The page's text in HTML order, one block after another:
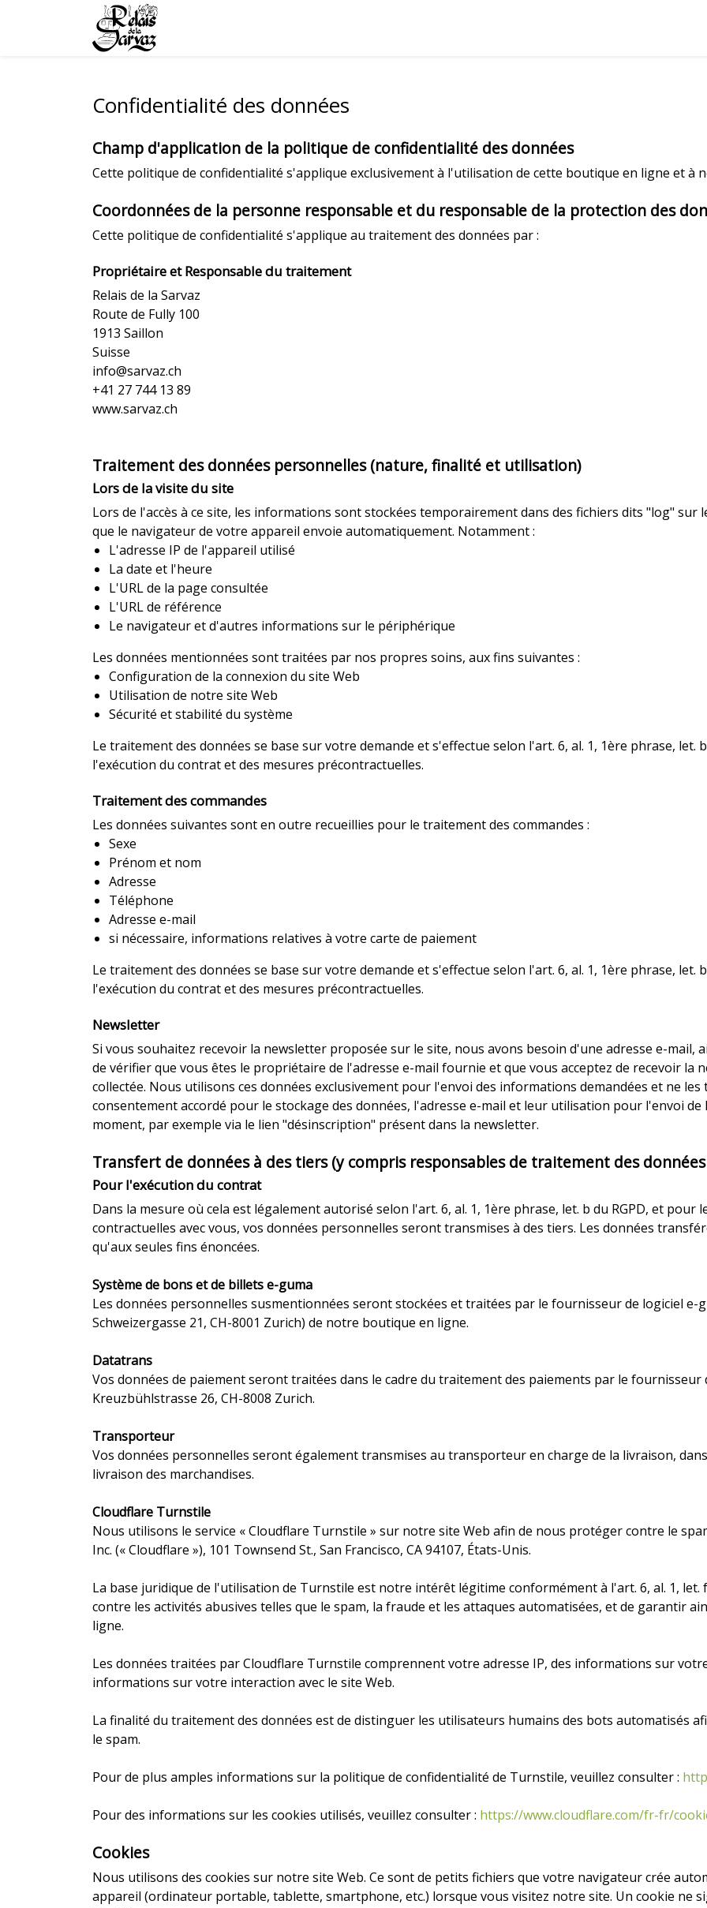
Confidentialité des données
Champ d'application de la politique de confidentialité des données
Cette politique de confidentialité s'applique exclusivement à l'utilisation de cette boutique en ligne et à
Coordonnées de la personne responsable et du responsable de la protection des
Cette politique de confidentialité s'applique au traitement des données par :
Propriétaire et Responsable du traitement
Relais de la Sarvaz
Route de Fully 100
1913 Saillon
Suisse
info@sarvaz.ch
+41 27 744 13 89
www.sarvaz.ch
Traitement des données personnelles (nature, finalité et utilisation)
Lors de la visite du site
Lors de l'accès à ce site, les informations sont stockées temporairement dans des fichiers dits "log"
que le navigateur de votre appareil envoie automatiquement. Notamment :
L'adresse IP de l'appareil utilisé
La date et l'heure
L'URL de la page consultée
L'URL de référence
Le navigateur et d'autres informations sur le périphérique
Les données mentionnées sont traitées par nos propres soins, aux fins suivantes :
Configuration de la connexion du site Web
Utilisation de notre site Web
Sécurité et stabilité du système
Le traitement des données se base sur votre demande et s'effectue selon l'art. 6, al. 1, 1ère phrase, let.
l'exécution du contrat et des mesures précontractuelles.
Traitement des commandes
Les données suivantes sont en outre recueillies pour le traitement des commandes :
Sexe
Prénom et nom
Adresse
Téléphone
Adresse e-mail
si nécessaire, informations relatives à votre carte de paiement
Le traitement des données se base sur votre demande et s'effectue selon l'art. 6, al. 1, 1ère phrase, let.
l'exécution du contrat et des mesures précontractuelles.
Newsletter
Si vous souhaitez recevoir la newsletter proposée sur le site, nous avons besoin d'une adresse e-
de vérifier que vous êtes le propriétaire de l'adresse e-mail fournie et que vous acceptez de recevoir la
collectée. Nous utilisons ces données exclusivement pour l'envoi des informations demandées et ne
consentement accordé pour le stockage des données, l'adresse e-mail et leur utilisation pour l'envoi
moment, par exemple via le lien "désinscription" présent dans la newsletter.
Transfert de données à des tiers (y compris responsables de traitement des
Pour l'exécution du contrat
Dans la mesure où cela est légalement autorisé selon l'art. 6, al. 1, 1ère phrase, let. b du RGPD, et
contractuelles avec vous, vos données personnelles seront transmises à des tiers. Les données
qu'aux seules fins énoncées.
Système de bons et de billets e-guma
Les données personnelles susmentionnées seront stockées et traitées par le fournisseur de logiciel e-
Schweizergasse 21, CH-8001 Zurich) de notre boutique en ligne.
Datatrans
Vos données de paiement seront traitées dans le cadre du traitement des paiements par le fournisseur
Kreuzbühlstrasse 26, CH-8008 Zurich.
Transporteur
Vos données personnelles seront également transmises au transporteur en charge de la livraison,
livraison des marchandises.
Cloudflare Turnstile
Nous utilisons le service « Cloudflare Turnstile » sur notre site Web afin de nous protéger contre le
Inc. (« Cloudflare »), 101 Townsend St., San Francisco, CA 94107, États-Unis.
La base juridique de l'utilisation de Turnstile est notre intérêt légitime conformément à l'art. 6, al. 1, let.
contre les activités abusives telles que le spam, la fraude et les attaques automatisées, et de garantir
ligne.
Les données traitées par Cloudflare Turnstile comprennent votre adresse IP, des informations sur
informations sur votre interaction avec le site Web.
La finalité du traitement des données est de distinguer les utilisateurs humains des bots automatisés
le spam.
Pour de plus amples informations sur la politique de confidentialité de Turnstile, veuillez consulter :
Pour des informations sur les cookies utilisés, veuillez consulter : https://www.cloudflare.com/fr-fr/
Cookies
Nous utilisons des cookies sur notre site Web. Ce sont de petits fichiers que votre navigateur crée
appareil (ordinateur portable, tablette, smartphone, etc.) lorsque vous visitez notre site. Un cookie ne